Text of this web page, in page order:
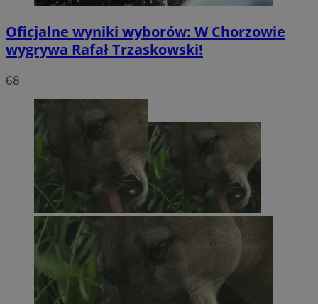
Oficjalne wyniki wyborów: W Chorzowie
wygrywa Rafał Trzaskowski!
68